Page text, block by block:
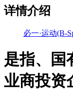
详情介绍
必一·运动(B-
是指、国
业商投资